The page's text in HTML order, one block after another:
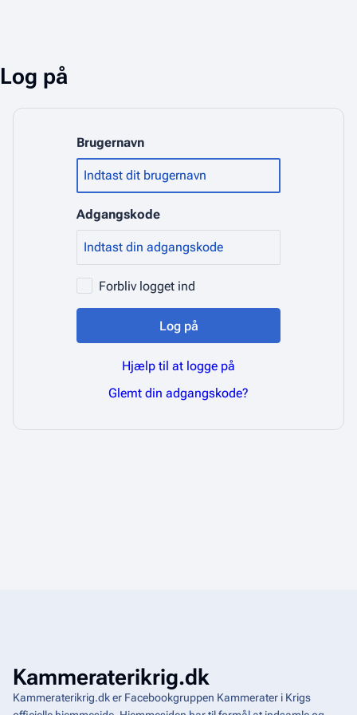
Log på
Brugernavn
Adgangskode
Forbliv logget ind
Log på
Hjælp til at logge på
Glemt din adgangskode?
Kammeraterikrig.dk
Kammeraterikrig.dk er Facebookgruppen Kammerater i Krigs